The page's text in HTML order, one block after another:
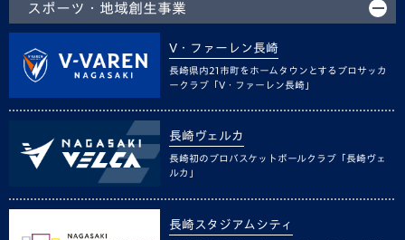
スポーツ・地域創生事業
V・ファーレン長崎
長崎県内21市町をホームタウンとするプロサッカ
ークラブ「V・ファーレン長崎」
長崎ヴェルカ
長崎初のプロバスケットボールクラブ「長崎ヴェ
ルカ」
長崎スタジアムシティ